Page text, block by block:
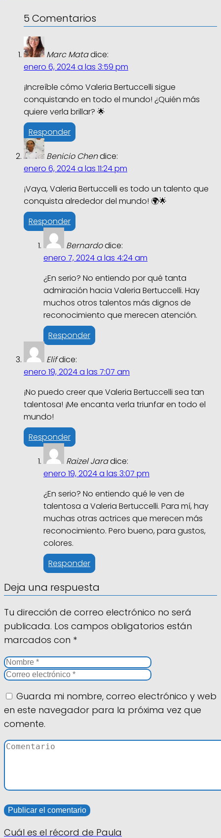
5 Comentarios
Marc Matadice:
enero 6, 2024 a las 3:59 pm
¡Increíble cómo Valeria Bertuccelli sigue
conquistando en todo el mundo! ¿Quién más
quiere verla brillar? 🌟
Responder
Benicio Chendice:
enero 6, 2024 a las 11:24 pm
¡Vaya, Valeria Bertuccelli es todo un talento que
conquista alrededor del mundo! 🌍🌟
Responder
Bernardodice:
enero 7, 2024 a las 4:24 am
¿En serio? No entiendo por qué tanta
admiración hacia Valeria Bertuccelli. Hay
muchos otros talentos más dignos de
reconocimiento que merecen atención.
Responder
Elifdice:
enero 19, 2024 a las 7:07 am
¡No puedo creer que Valeria Bertuccelli sea tan
talentosa! ¡Me encanta verla triunfar en todo el
mundo!
Responder
Raizel Jaradice:
enero 19, 2024 a las 3:07 pm
¿En serio? No entiendo qué le ven de
talentosa a Valeria Bertuccelli. Para mí, hay
muchas otras actrices que merecen más
reconocimiento. Pero bueno, para gustos,
colores.
Responder
Deja una respuesta
Tu dirección de correo electrónico no será
publicada. Los campos obligatorios están
marcados con *
Guarda mi nombre, correo electrónico y web
en este navegador para la próxima vez que
comente.
Cuál es el récord de Paula